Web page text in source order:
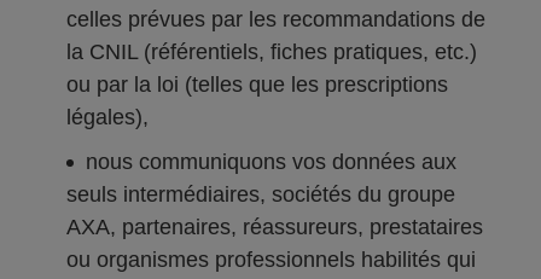
celles prévues par les recommandations de
la CNIL (référentiels, fiches pratiques, etc.)
ou par la loi (telles que les prescriptions
légales),
nous communiquons vos données aux
seuls intermédiaires, sociétés du groupe
AXA, partenaires, réassureurs, prestataires
ou organismes professionnels habilités qui